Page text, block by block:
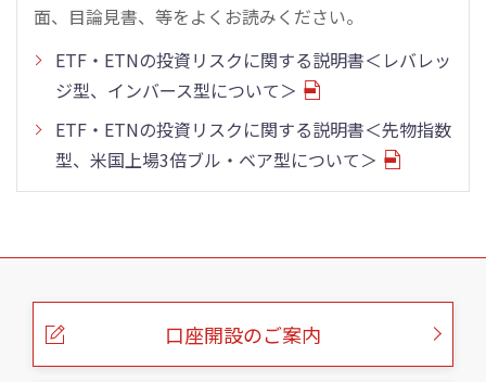
面、目論見書、等をよくお読みください。
ETF・ETNの投資リスクに関する説明書＜レバレッ
ジ型、インバース型について＞
ETF・ETNの投資リスクに関する説明書＜先物指数
型、米国上場3倍ブル・ベア型について＞
こ
口座開設のご案内